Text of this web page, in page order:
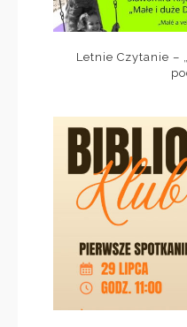
Letnie Czytanie –